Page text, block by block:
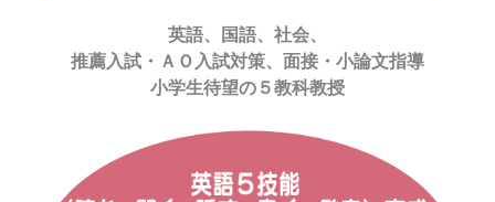
英語、国語、社会、
推薦入試・ＡＯ入試対策、面接・小論文指導
小学生待望の５教科教授